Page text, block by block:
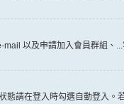
以及申請加入會員群組、
請在登入時勾選自動登入。